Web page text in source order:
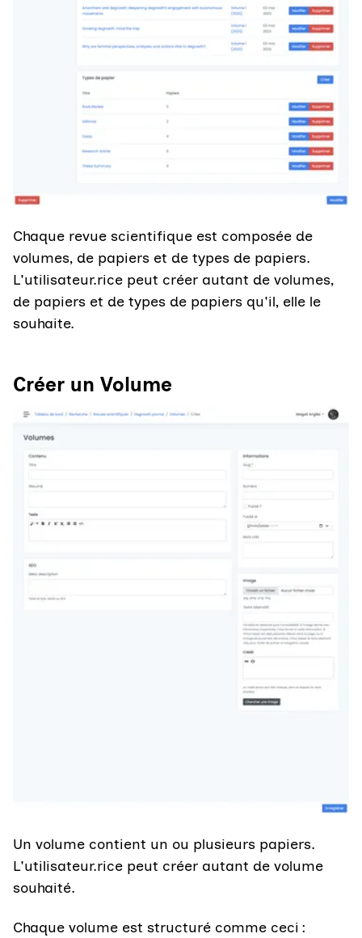
Chaque revue scientifique est composée de
volumes, de papiers et de types de papiers.
L'utilisateur.rice peut créer autant de volumes,
de papiers et de types de papiers qu'il, elle le
souhaite.
Créer un Volume
Un volume contient un ou plusieurs papiers.
L'utilisateur.rice peut créer autant de volume
souhaité.
Chaque volume est structuré comme ceci :
Agrandir